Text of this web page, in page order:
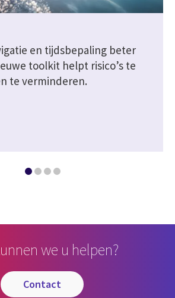
en tijdsbepaling beter
toolkit helpt risico’s te
te verminderen.
we u helpen?
contact